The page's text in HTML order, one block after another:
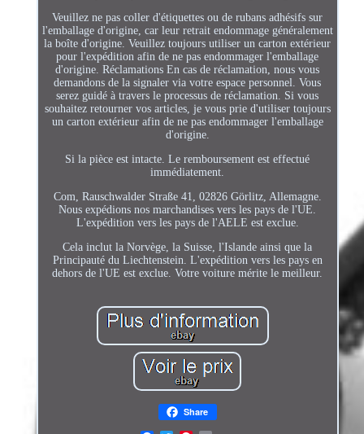
Veuillez ne pas coller d'étiquettes ou de rubans adhésifs sur
l'emballage d'origine, car leur retrait endommage généralement
la boîte d'origine. Veuillez toujours utiliser un carton extérieur
pour l'expédition afin de ne pas endommager l'emballage
d'origine. Réclamations En cas de réclamation, nous vous
demandons de la signaler via votre espace personnel. Vous
serez guidé à travers le processus de réclamation. Si vous
souhaitez retourner vos articles, je vous prie d'utiliser toujours
un carton extérieur afin de ne pas endommager l'emballage
d'origine.
Si la pièce est intacte. Le remboursement est effectué
immédiatement.
Com, Rauschwalder Straße 41, 02826 Görlitz, Allemagne.
Nous expédions nos marchandises vers les pays de l'UE.
L'expédition vers les pays de l'AELE est exclue.
Cela inclut la Norvège, la Suisse, l'Islande ainsi que la
Principauté du Liechtenstein. L'expédition vers les pays en
dehors de l'UE est exclue. Votre voiture mérite le meilleur.
Share